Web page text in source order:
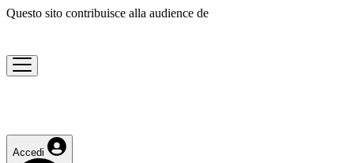
Questo sito contribuisce alla audience de
Accedi